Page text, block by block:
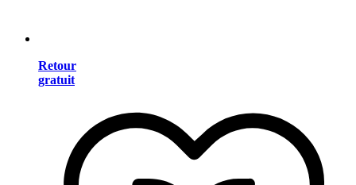
Retour
gratuit